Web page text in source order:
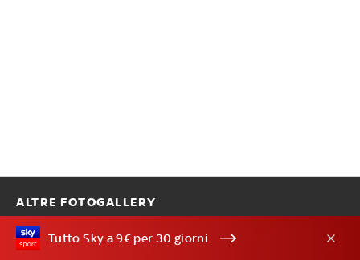
ALTRE FOTOGALLERY
Tutto Sky a 9€ per 30 giorni